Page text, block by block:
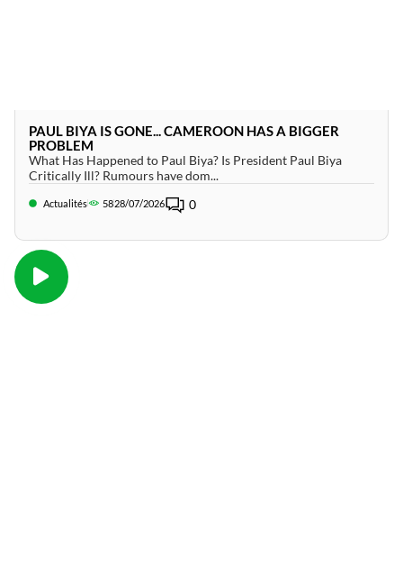
PAUL BIYA IS GONE... CAMEROON HAS A BIGGER
PROBLEM
What Has Happened to Paul Biya? Is President Paul Biya
Critically Ill? Rumours have dom...
Actualités 5828/07/2026 0